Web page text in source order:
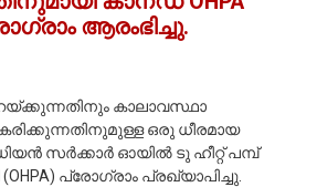
ആരംഭിച്ചു.
കാലാവസ്ഥാ
ഒരു ധീരമായ
സർക്കാർ ഓയിൽ ടു ഹീറ്റ് പമ്പ്
പ്രോഗ്രാം പ്രഖ്യാപിച്ചു.